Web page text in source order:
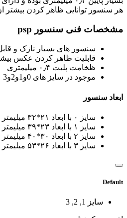
هر سنسور توانایی ظاهر کردن بیشتر از ۱۰۰۰ عکس را دارد.
مشخصات فنی سنسور psp
سنسور های بسیار نازک و
قابلیت ظاهر کردن عکس بیشتر از
ظخامت پلیت ۰٫۴ میلیمتری
موجود در سایز های 0و1و2و3
ابعاد سنسور
سایز ۰ با ابعاد ۲۱*۳۲ میلیمتر (
سایز ۱ با ابعاد ۲۳*۳۹ میلیمتر (پری اپیکال) Periapical
سایز ۲ با ابعاد ۳۰*۴۰ میلیمتر (بایتوینگ) Bitewing
سایز ۳ با ابعاد ۲۶*۵۳ میلیمتر (بایتوینگ بلند) Long Bitewing
Default
سایز 1, 2, 3